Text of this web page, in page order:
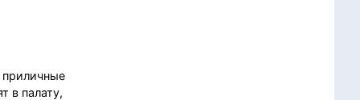
приличные
в палату,